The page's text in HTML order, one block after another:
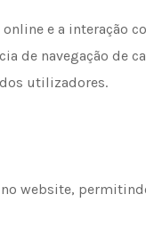
e a
de navegação
utilizadores.
website,